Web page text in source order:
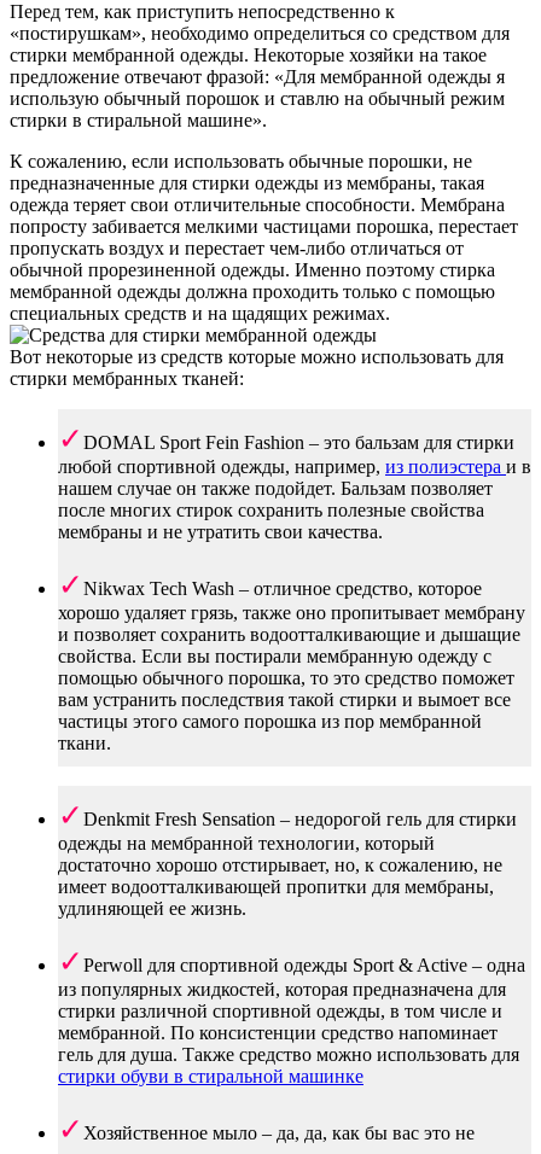
Перед тем, как приступить непосредственно к
«постирушкам», необходимо определиться со средством для
стирки мембранной одежды. Некоторые хозяйки на такое
предложение отвечают фразой: «Для мембранной одежды я
использую обычный порошок и ставлю на обычный режим
стирки в стиральной машине».
К сожалению, если использовать обычные порошки, не
предназначенные для стирки одежды из мембраны, такая
одежда теряет свои отличительные способности. Мембрана
попросту забивается мелкими частицами порошка, перестает
пропускать воздух и перестает чем-либо отличаться от
обычной прорезиненной одежды. Именно поэтому стирка
мембранной одежды должна проходить только с помощью
специальных средств и на щадящих режимах.
Вот некоторые из средств которые можно использовать для
стирки мембранных тканей:
DOMAL Sport Fein Fashion – это бальзам для стирки
любой спортивной одежды, например, из полиэстера и в
нашем случае он также подойдет. Бальзам позволяет
после многих стирок сохранить полезные свойства
мембраны и не утратить свои качества.
Nikwax Tech Wash – отличное средство, которое
хорошо удаляет грязь, также оно пропитывает мембрану
и позволяет сохранить водоотталкивающие и дышащие
свойства. Если вы постирали мембранную одежду с
помощью обычного порошка, то это средство поможет
вам устранить последствия такой стирки и вымоет все
частицы этого самого порошка из пор мембранной
ткани.
Denkmit Fresh Sensation – недорогой гель для стирки
одежды на мембранной технологии, который
достаточно хорошо отстирывает, но, к сожалению, не
имеет водоотталкивающей пропитки для мембраны,
удлиняющей ее жизнь.
Perwoll для спортивной одежды Sport & Active – одна
из популярных жидкостей, которая предназначена для
стирки различной спортивной одежды, в том числе и
мембранной. По консистенции средство напоминает
гель для душа. Также средство можно использовать для
стирки обуви в стиральной машинке
Хозяйственное мыло – да, да, как бы вас это не